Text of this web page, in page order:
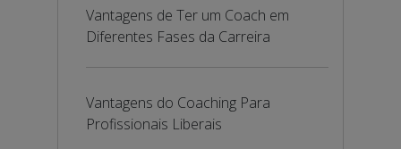
Vantagens de Ter um Coach em
Diferentes Fases da Carreira
Vantagens do Coaching Para
Profissionais Liberais